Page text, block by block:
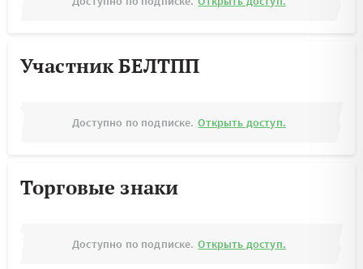
Участник БЕЛТПП
Доступно по подписке. Открыть доступ.
Торговые знаки
Доступно по подписке. Открыть доступ.